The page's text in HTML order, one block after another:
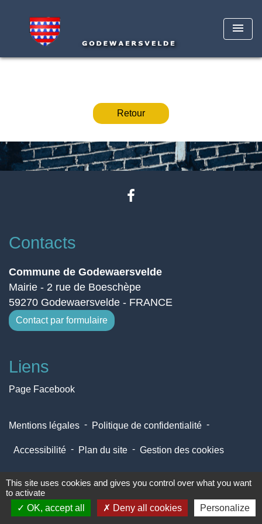
menu
Retour
Contacts
Commune de Godewaersvelde
Mairie - 2 rue de Boeschèpe
59270 Godewaersvelde - FRANCE
Contact par formulaire
Liens
Page Facebook
Mentions légales - Politique de confidentialité -
Accessibilité - Plan du site - Gestion des cookies
Site créé en partenariat avec Réseau des Communes
This site uses cookies and gives you control over what you want
to activate
OK, accept all
Deny all cookies Personalize